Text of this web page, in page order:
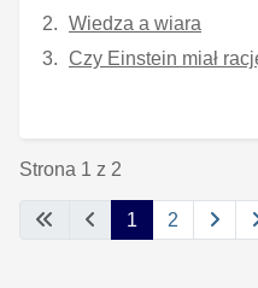
Wiedza a wiara
Czy Einstein miał
Strona 1 z 2
1 2